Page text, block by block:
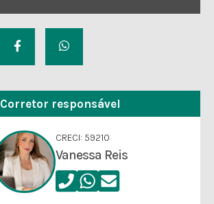
Corretor responsável
CRECI: 59210
Vanessa Reis